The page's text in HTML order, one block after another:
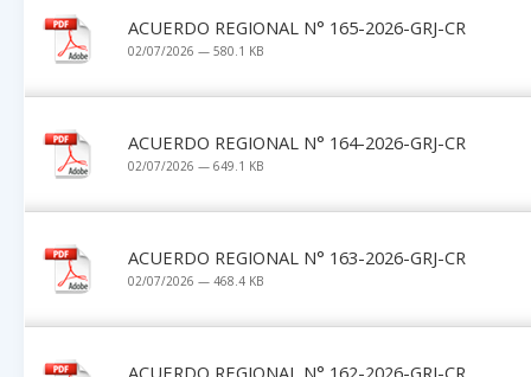
ACUERDO REGIONAL N° 165-2026-GRJ-CR
02/07/2026 — 580.1 KB
ACUERDO REGIONAL N° 164-2026-GRJ-CR
02/07/2026 — 649.1 KB
ACUERDO REGIONAL N° 163-2026-GRJ-CR
02/07/2026 — 468.4 KB
ACUERDO REGIONAL N° 162-2026-GRJ-CR